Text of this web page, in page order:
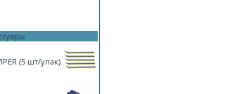
(5 шт/упак)